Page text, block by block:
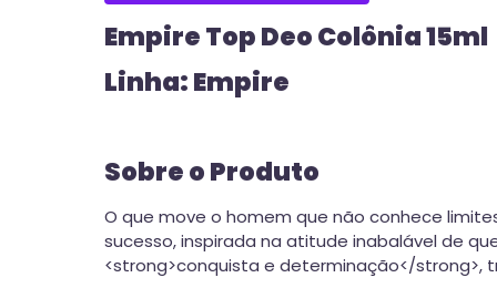
Empire Top Deo Colônia 15ml
Linha: Empire
Sobre o Produto
O que move o homem que não conhece
sucesso, inspirada na atitude inabalável de
<strong>conquista e determinação</strong>,